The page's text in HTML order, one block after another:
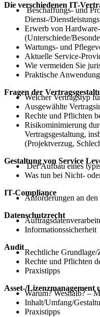
Die verschiedenen IT-
Beschaffungs- und
Dienst-/
Erwerb von
(Unterschiede/
Wartungs- und
Aktuelle Service-
Wie vermeiden Sie
Praktische
Fragen der
Welcher Vertragstyp
Ausgewählte
Rechte und Pflichten
Risikominimierung
Vertragsgestaltung,
(Projektverzug,
Gestaltung von Service
Der Aufbau eines
Was tun bei Nicht-
IT-Compliance
Anforderungen an
Datenschutzrecht
Informationssicherheit
Audit
Rechtliche Grundlage/
Rechte und Pflichten
Praxistipps
Asset-/
Warum? Weshalb? –
Inhalt/Umfang/
Praxistipps